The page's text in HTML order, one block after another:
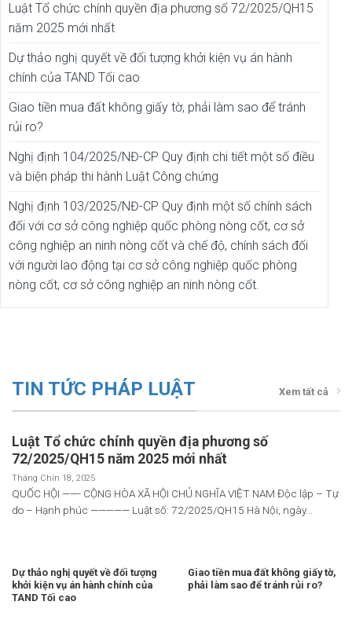
Luật Tổ chức chính quyền địa phương số 72/2025/QH15
năm 2025 mới nhất
Dự thảo nghị quyết về đối tượng khởi kiện vụ án hành
chính của TAND Tối cao
Giao tiền mua đất không giấy tờ, phải làm sao để tránh
rủi ro?
Nghị định 104/2025/NĐ-CP Quy định chi tiết một số điều
và biện pháp thi hành Luật Công chứng
Nghị định 103/2025/NĐ-CP Quy định một số chính sách
đối với cơ sở công nghiệp quốc phòng nòng cốt, cơ sở
công nghiệp an ninh nòng cốt và chế độ, chính sách đối
với người lao động tại cơ sở công nghiệp quốc phòng
nòng cốt, cơ sở công nghiệp an ninh nòng cốt.
TIN TỨC PHÁP LUẬT Xem tất cả
Luật Tổ chức chính quyền địa phương số
72/2025/QH15 năm 2025 mới nhất
Tháng Chín 18, 2025
QUỐC HỘI ——- CỘNG HÒA XÃ HỘI CHỦ NGHĨA VIỆT NAM Độc lập – Tự
do – Hạnh phúc ————— Luật số: 72/2025/QH15 Hà Nội, ngày...
Dự thảo nghị quyết về đối tượng
khởi kiện vụ án hành chính của
TAND Tối cao
Giao tiền mua đất không giấy tờ,
phải làm sao để tránh rủi ro?